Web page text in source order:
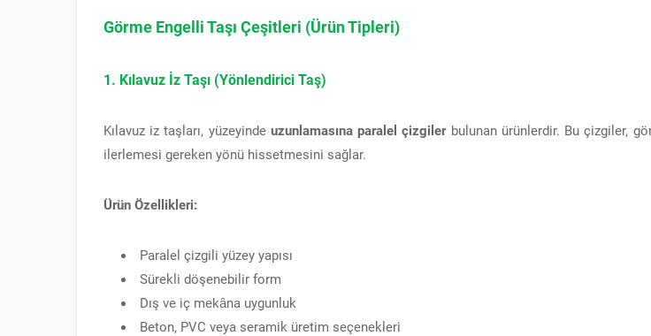
Görme Engelli Taşı Çeşitleri (Ürün Tipleri)
1. Kılavuz İz Taşı (Yönlendirici Taş)
Kılavuz iz taşları, yüzeyinde uzunlamasına paralel çizgilerbulunan ürünlerdir. Bu çizgiler,
ilerlemesi gereken yönü hissetmesini sağlar.
Ürün Özellikleri:
Paralel çizgili yüzey yapısı
Sürekli döşenebilir form
Dış ve iç mekâna uygunluk
Beton, PVC veya seramik üretim seçenekleri